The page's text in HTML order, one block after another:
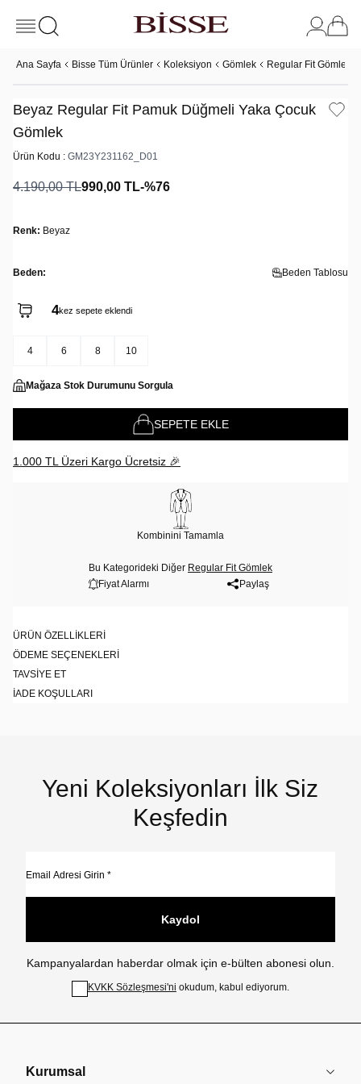
Ana Sayfa Bisse Tüm Ürünler Koleksiyon Gömlek Regular Fit Gömlek
Beyaz Regular Fit Pamuk Düğmeli Yaka Çocuk
Gömlek
Ürün Kodu : GM23Y231162_D01
4.190,00TL990,00 TL-%76
Renk: Beyaz
Beden: Beden Tablosu
4kez sepete eklendi
4 6 8 10
Mağaza Stok Durumunu Sorgula
SEPETE EKLE
1.000 TL Üzeri Kargo Ücretsiz 🎉
Kombinini Tamamla
Bu Kategorideki Diğer Regular Fit Gömlek
Fiyat Alarmı
Paylaş
ÜRÜN ÖZELLIKLERI
ÖDEME SEÇENEKLERI
TAVSIYE ET
İADE KOŞULLARI
Yeni Koleksiyonları İlk Siz
Keşfedin
Kaydol
Kampanyalardan haberdar olmak için e-bülten abonesi olun.
KVKK Sözleşmesi'ni okudum, kabul ediyorum.
Kurumsal